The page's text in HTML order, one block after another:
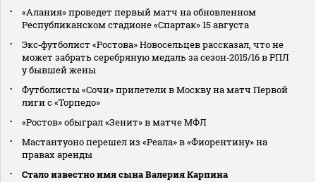
«Алания» проведет первый матч на обновленном
Республиканском стадионе «Спартак» 15 августа
Экс‑футболист «Ростова» Новосельцев рассказал, что не
может забрать серебряную медаль за сезон‑2015/16 в РПЛ
у бывшей жены
Футболисты «Сочи» прилетели в Москву на матч Первой
лиги с «Торпедо»
«Ростов» обыграл «Зенит» в матче МФЛ
Мастантуоно перешел из «Реала» в «Фиорентину» на
правах аренды
Стало известно имя сына Валерия Карпина